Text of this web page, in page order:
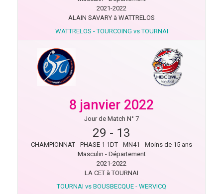
2021-2022
ALAIN SAVARY à WATTRELOS
WATTRELOS - TOURCOING vs TOURNAI
8 janvier 2022
Jour de Match N° 7
29 - 13
CHAMPIONNAT - PHASE 1 1DT - MN41 - Moins de 15 ans
Masculin - Département
2021-2022
LA CET à TOURNAI
TOURNAI vs BOUSBECQUE - WERVICQ